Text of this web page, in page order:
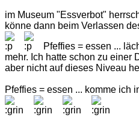
im Museum "Essverbot"
könne dann beim Verlassen
Pfeffies = essen ...
mehr. Ich hatte schon zu einer
aber nicht auf dieses Niveau
Pfeffies = essen ... komme ich